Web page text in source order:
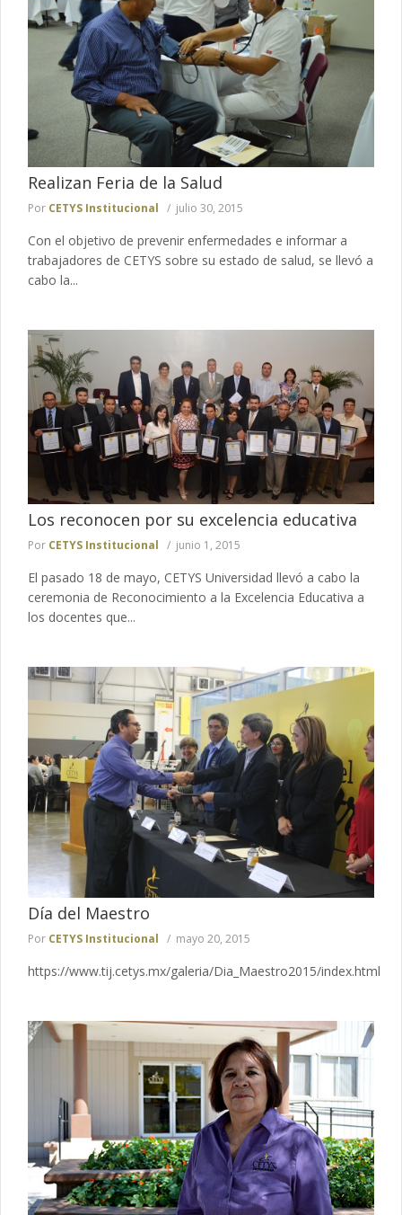
Realizan Feria de la Salud
Por CETYS Institucional julio 30, 2015
Con el objetivo de prevenir enfermedades e informar a
trabajadores de CETYS sobre su estado de salud, se llevó a
cabo la...
Los reconocen por su excelencia educativa
Por CETYS Institucional junio 1, 2015
El pasado 18 de mayo, CETYS Universidad llevó a cabo la
ceremonia de Reconocimiento a la Excelencia Educativa a
los docentes que...
Día del Maestro
Por CETYS Institucional mayo 20, 2015
https://www.tij.cetys.mx/galeria/Dia_Maestro2015/index.html